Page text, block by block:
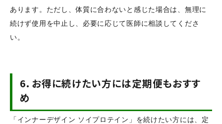
あります。ただし、体質に合わないと感じた場合は、無理に
続けず使用を中止し、必要に応じて医師に相談してくださ
い。
6. お得に続けたい方には定期便もおすす
め
「インナーデザイン ソイプロテイン」を続けたい方には、定